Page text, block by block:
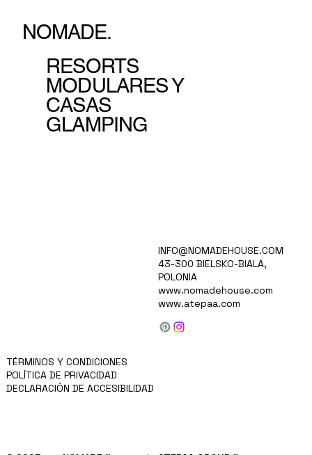
NOMADE.
RESORTS
MODULARES Y
CASAS
GLAMPING
TÉRMINOS Y CONDICIONES
POLÍTICA DE PRIVACIDAD
DECLARACIÓN DE ACCESIBILIDAD
INFO@NOMADEHOUSE.COM
43-300 BIELSKO-BIALA,
POLONIA
www.nomadehouse.com
www.atepaa.com